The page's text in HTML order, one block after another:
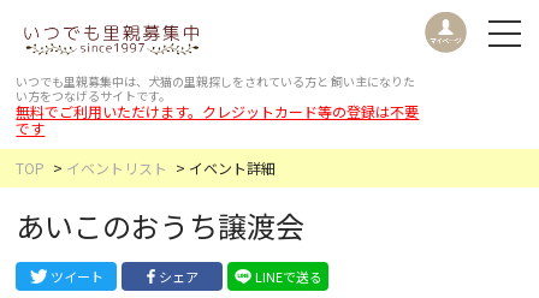
いつでも里親募集中は、犬猫の里親探しをされている方と 飼い主になりた
い方をつなげるサイトです。
無料でご利用いただけます。クレジットカード等の登録は不要
です
TOP
イベントリスト イベント詳細
あいこのおうち譲渡会
ツイート シェア LINEで送る